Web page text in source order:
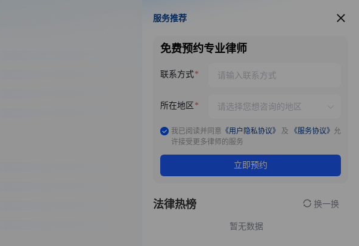
服务推荐
服务推荐
免费预约专业律师
联系方式
所在地区
我已阅读并同意 《用户隐私协议》 及 《服务协议》 允
许接受更多律师的服务
立即预约
法律热榜 换一换
暂无数据